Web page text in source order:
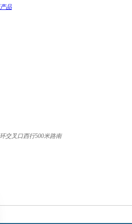
品
交叉口西行500米路南